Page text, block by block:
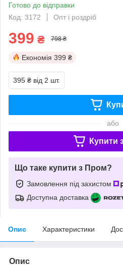
Готово до відправки
Код: 3172
Опт і роздріб
399 ₴ 798 ₴
Економія 399 ₴
395 ₴ від 2 шт.
або
Купити
Що таке купити з Пром?
Замовлення під захистом
Доступна доставка
Опис Характеристики
Опис